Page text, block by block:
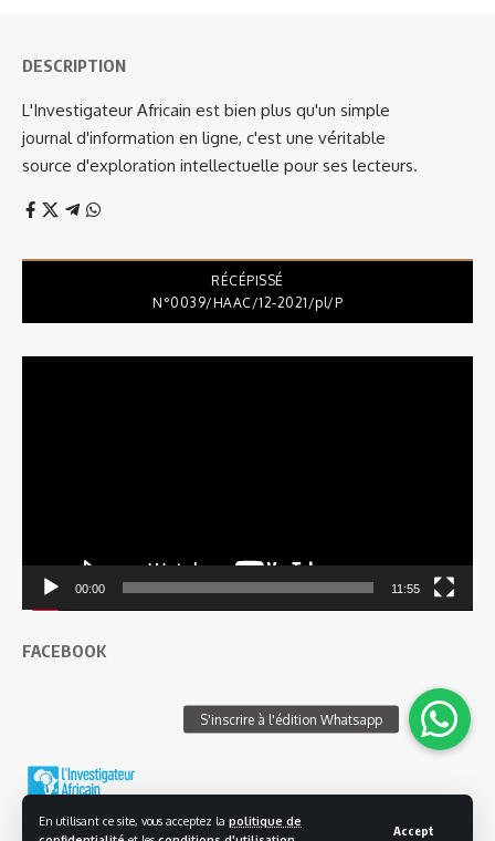
En utilisant ce site, vous acceptez la politique de
Accept
DESCRIPTION
L'Investigateur Africain est bien plus qu'un simple
journal d'information en ligne, c'est une véritable
source d'exploration intellectuelle pour ses lecteurs.
RÉCÉPISSÉ
N°0039/HAAC/12-2021/pl/P
00:00 11:55
FACEBOOK